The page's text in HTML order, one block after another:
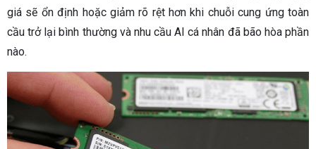
giá sẽ ổn định hoặc giảm rõ rệt hơn khi chuỗi cung ứng toàn
cầu trở lại bình thường và nhu cầu AI cá nhân đã bão hòa phần
nào.